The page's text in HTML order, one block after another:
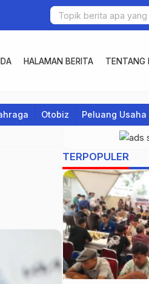
HALAMAN BERITA TENTANG
Otobiz Peluang Usaha
TERPOPULER